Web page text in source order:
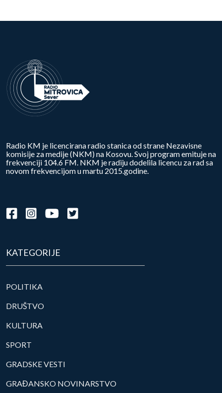
Radio KM je licencirana radio stanica od strane Nezavisne
komisije za medije (NKM) na Kosovu. Svoj program emituje na
frekvenciji 104.6 FM. NKM je radiju dodelila licencu za rad sa
novom frekvencijom u martu 2015.godine.
KATEGORIJE
POLITIKA
DRUŠTVO
KULTURA
SPORT
GRADSKE VESTI
GRAĐANSKO NOVINARSTVO